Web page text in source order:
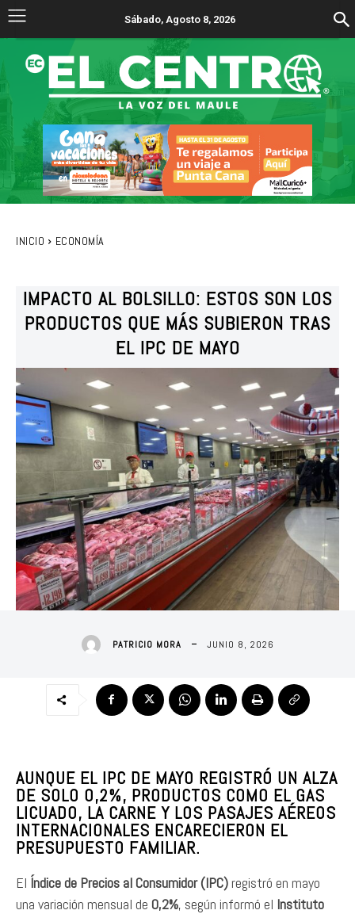
Sábado, Agosto 8, 2026
INICIO ECONOMÍA
IMPACTO AL BOLSILLO: ESTOS SON LOS
PRODUCTOS QUE MÁS SUBIERON TRAS
EL IPC DE MAYO
PATRICIO MORA JUNIO 8, 2026
AUNQUE EL IPC DE MAYO REGISTRÓ UN ALZA
DE SOLO 0,2%, PRODUCTOS COMO EL GAS
LICUADO, LA CARNE Y LOS PASAJES AÉREOS
INTERNACIONALES ENCARECIERON EL
PRESUPUESTO FAMILIAR.
El Índice de Precios al Consumidor (IPC)registró en mayo
una variación mensual de 0,2%, según informó el Instituto